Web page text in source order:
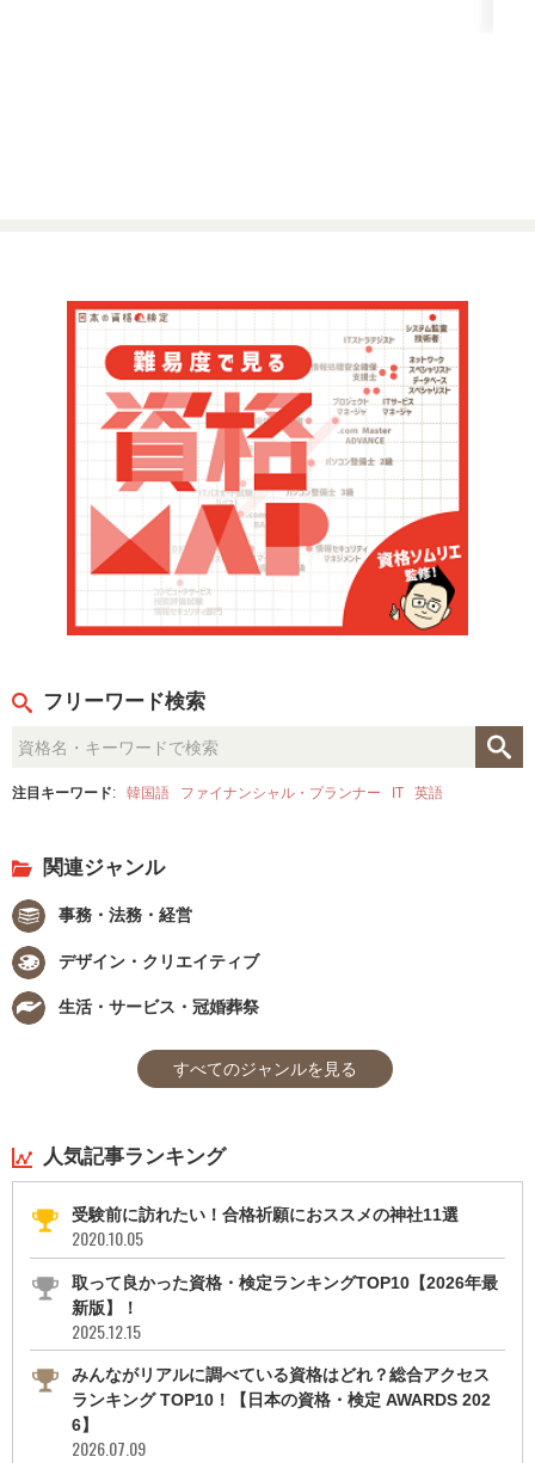
フリーワード検索
注目キーワード: 韓国語 ファイナンシャル・プランナー IT 英語
関連ジャンル
事務・法務・経営
デザイン・クリエイティブ
生活・サービス・冠婚葬祭
すべてのジャンルを見る
人気記事ランキング
受験前に訪れたい！合格祈願におススメの神社11選
2020.10.05
取って良かった資格・検定ランキングTOP10【2026年最
新版】！
2025.12.15
みんながリアルに調べている資格はどれ？総合アクセス
ランキング TOP10！【日本の資格・検定 AWARDS 202
6】
2026.07.09